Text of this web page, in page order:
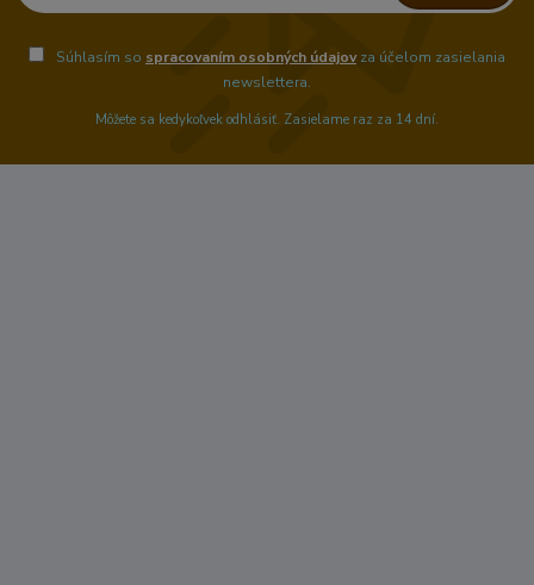
Súhlasím so spracovaním osobných údajovza účelom zasielania
newslettera.
Môžete sa kedykoľvek odhlásiť. Zasielame raz za 14 dní.